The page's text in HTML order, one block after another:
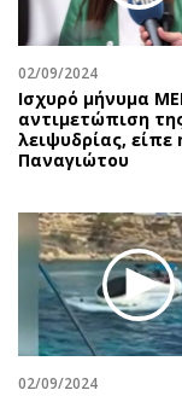
02/09/2024
Ισχυρό μήνυμα
αντιμετώπιση
λειψυδρίας, είπε
Παναγιώτου
02/09/2024